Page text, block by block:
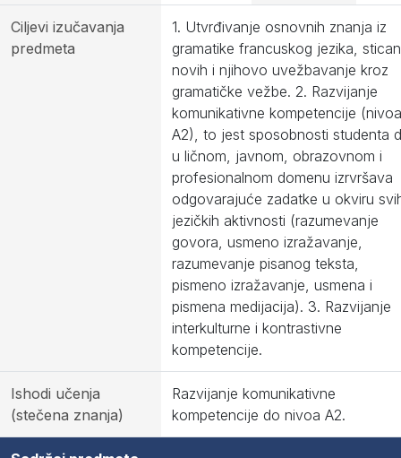
Ciljevi izučavanja
predmeta
1. Utvrđivanje osnovnih znanja iz
gramatike francuskog jezika,
novih i njihovo uvežbavanje kroz
gramatičke vežbe. 2. Razvijanje
komunikativne kompetencije (nivoa
A2), to jest sposobnosti studenta
u ličnom, javnom, obrazovnom i
profesionalnom domenu izrvršava
odgovarajuće zadatke u okviru
jezičkih aktivnosti (razumevanje
govora, usmeno izražavanje,
razumevanje pisanog teksta,
pismeno izražavanje, usmena i
pismena medijacija). 3. Razvijanje
interkulturne i kontrastivne
kompetencije.
Ishodi učenja
(stečena znanja)
Razvijanje komunikativne
kompetencije do nivoa A2.